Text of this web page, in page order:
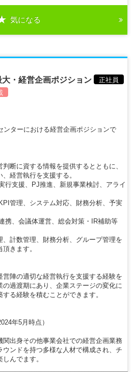
気になる
大・経営企画ポジション
正社員
ンターにおける経営企画ポジションで
断に資する情報を提供するとともに、
経営執行を支援する。
行支援、PJ推進、新規事業検討、アライ
管理、システム対応、財務分析、予実
携、会議体運営、総会対策・IR補助等
計数管理、財務分析、グループ管理を
きます。
陣の適切な経営執行を支援する経験を
過渡期にあり、企業ステージの変化に
る経験を積むことができます。
年5月時点）
出身その他事業会社での経営企画業務
ンドを持つ多様な人材で構成され、チ
んでます。